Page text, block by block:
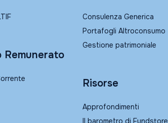
Remunerato
Consulenza Generica
Portafogli Altroconsumo
Gestione patrimoniale
Risorse
Approfondimenti
Il barometro di Fundstore